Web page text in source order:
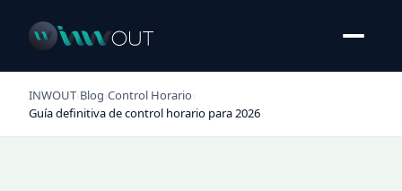
INWOUT›Blog›Control Horario›
Guía definitiva de control horario para 2026